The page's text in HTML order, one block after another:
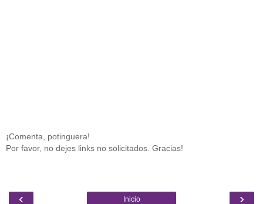
¡Comenta, potinguera!
Por favor, no dejes links no solicitados. Gracias!
‹ ›
Inicio